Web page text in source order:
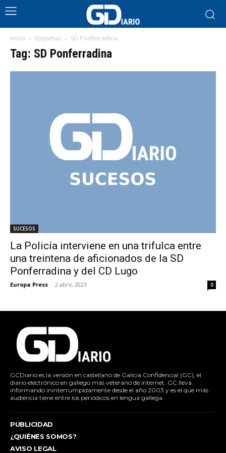
Inicio Etiquetas SD Ponferradina
Tag: SD Ponferradina
SUCESOS
La Policía interviene en una trifulca entre
una treintena de aficionados de la SD
Ponferradina y del CD Lugo
Europa Press - 2 abril, 2023 0
GCDiario es la versión en castellano de Galicia Confidencial (GC), el
diario electrónico en gallego más veterano de internet. GC lleva
informando ininterrumpidamente desde el año 2003 y es el que más
audiencia tiene entre los periódicos en lengua gallega.
PUBLICIDAD
¿QUIÉNES SOMOS?
AVISO LEGAL